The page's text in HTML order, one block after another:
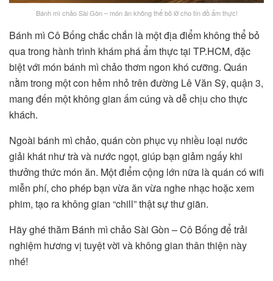
Bánh mì chảo Sài Gòn – món ăn không thể bỏ lỡ cho tín đồ ẩm thực!
Bánh mì Cô Bống chắc chắn là một địa điểm không thể bỏ
qua trong hành trình khám phá ẩm thực tại TP.HCM, đặc
biệt với món bánh mì chảo thơm ngon khó cưỡng. Quán
nằm trong một con hẻm nhỏ trên đường Lê Văn Sỹ, quận 3,
mang đến một không gian ấm cúng và dễ chịu cho thực
khách.
Ngoài bánh mì chảo, quán còn phục vụ nhiều loại nước
giải khát như trà và nước ngọt, giúp bạn giảm ngấy khi
thưởng thức món ăn. Một điểm cộng lớn nữa là quán có wifi
miễn phí, cho phép bạn vừa ăn vừa nghe nhạc hoặc xem
phim, tạo ra không gian “chill” thật sự thư giãn.
Hãy ghé thăm Bánh mì chảo Sài Gòn – Cô Bống để trải
nghiệm hương vị tuyệt vời và không gian thân thiện này
nhé!